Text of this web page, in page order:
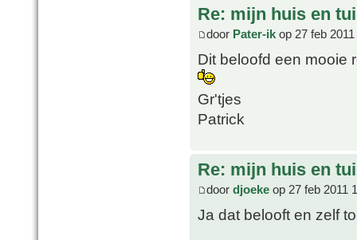
Re: mijn huis en
door Pater-ik op 27 feb
Dit beloofd een mooie
Gr'tjes
Patrick
Re: mijn huis en
door djoeke op 27 feb 2011
Ja dat belooft en zelf